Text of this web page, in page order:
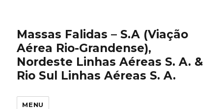
Massas Falidas – S.A (Viação
Aérea Rio-Grandense),
Nordeste Linhas Aéreas S. A. &
Rio Sul Linhas Aéreas S. A.
MENU